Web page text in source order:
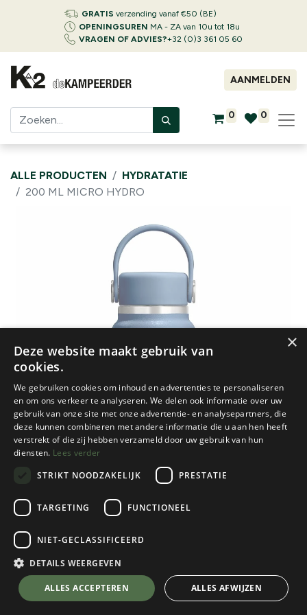
GRATIS verzending vanaf €50 (BE)
OPENINGSUREN MA - ZA van 10u tot 18u
VRAGEN OF ADVIES?+32 (0)3 361 05 60
AANMELDEN
0 0
ALLE PRODUCTEN
HYDRATATIE
200 ML MICRO HYDRO
Hydro Flask
200 ml Micro Hydro
Harbor Blue
€19,95
💬 Stel je vraag over dit product via WhatsApp
×
Deze website maakt gebruik van
cookies.
We gebruiken cookies om inhoud en advertenties te personaliseren
en om ons verkeer te analyseren. We delen ook informatie over uw
gebruik van onze site met onze advertentie- en analysepartners, die
deze kunnen combineren met andere informatie die u aan hen heeft
verstrekt of die zij hebben verzameld door uw gebruik van hun
diensten. Lees verder
STRIKT NOODZAKELIJK
PRESTATIE
TARGETING FUNCTIONEEL
NIET-GECLASSIFICEERD
DETAILS WEERGEVEN
ALLES ACCEPTEREN ALLES AFWIJZEN